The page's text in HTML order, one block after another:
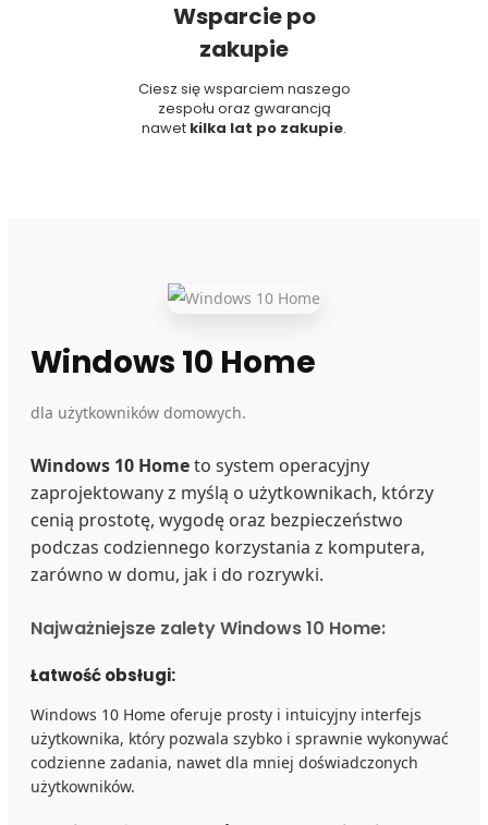
Wsparcie po
zakupie
Ciesz się wsparciem naszego
zespołu oraz gwarancją
nawet kilka lat po zakupie.
Windows 10 Home
dla użytkowników domowych.
Windows 10 Hometo system operacyjny
zaprojektowany z myślą o użytkownikach, którzy
cenią prostotę, wygodę oraz bezpieczeństwo
podczas codziennego korzystania z komputera,
zarówno w domu, jak i do rozrywki.
Najważniejsze zalety Windows 10 Home:
Łatwość obsługi:
Windows 10 Home oferuje prosty i intuicyjny interfejs
użytkownika, który pozwala szybko i sprawnie wykonywać
codzienne zadania, nawet dla mniej doświadczonych
użytkowników.